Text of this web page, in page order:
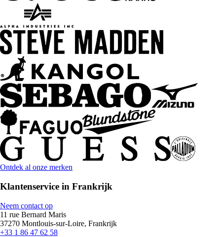
Ontdek al onze merken
Klantenservice in Frankrijk
Neem contact op
11 rue Bernard Maris
37270 Montlouis-sur-Loire, Frankrijk
+33 1 86 47 62 58